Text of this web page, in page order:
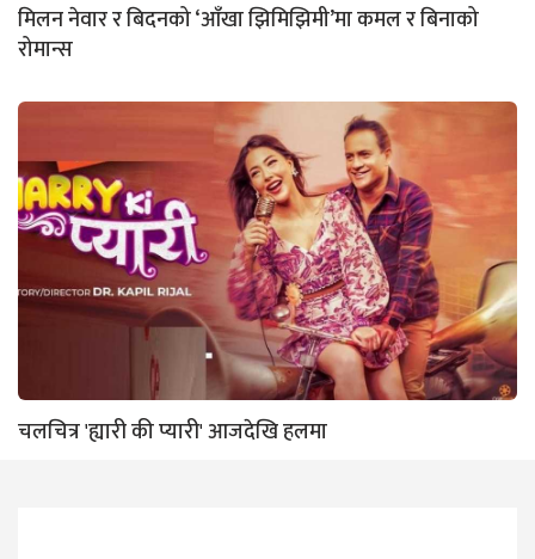
मिलन नेवार र बिदनको ‘आँखा झिमिझिमी’मा कमल र बिनाको
रोमान्स
चलचित्र 'ह्यारी की प्यारी' आजदेखि हलमा